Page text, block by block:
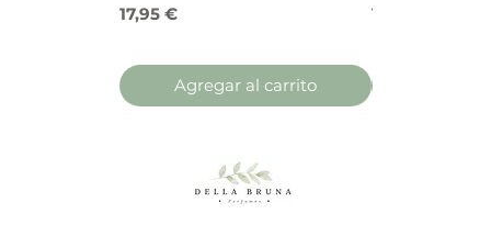
Precio
17,95 €
Agregar al carrito
Precio
17,95 €